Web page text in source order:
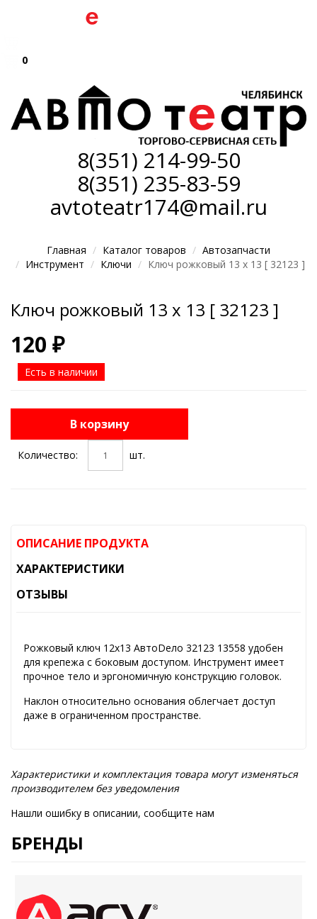
0
8(351) 214-99-50
8(351) 235-83-59
avtoteatr174@mail.ru
Главная Каталог товаров
Автозапчасти
Инструмент
Ключи Ключ рожковый 13 х 13 [ 32123 ]
Ключ рожковый 13 х 13 [ 32123 ]
120 ₽
Есть в наличии
В корзину
Количество: шт.
ОПИСАНИЕ ПРОДУКТА
ХАРАКТЕРИСТИКИ
ОТЗЫВЫ
Рожковый ключ 12х13 АвтоDело 32123 13558 удобен
для крепежа с боковым доступом. Инструмент имеет
прочное тело и эргономичную конструкцию головок.
Наклон относительно основания облегчает доступ
даже в ограниченном пространстве.
Характеристики и комплектация товара могут изменяться
производителем без уведомления
Нашли ошибку в описании, сообщите нам
БРЕНДЫ